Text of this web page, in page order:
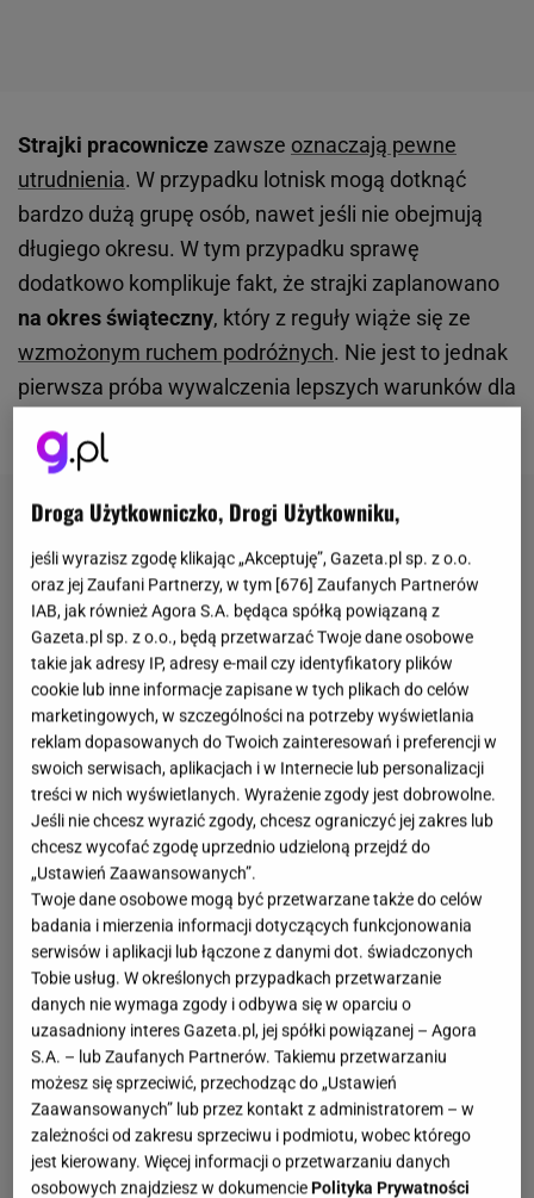
Strajki pracowniczezawsze oznaczają pewne
utrudnienia. W przypadku lotnisk mogą dotknąć
bardzo dużą grupę osób, nawet jeśli nie obejmują
długiego okresu. W tym przypadku sprawę
dodatkowo komplikuje fakt, że strajki zaplanowano
na okres świąteczny, który z reguły wiąże się ze
wzmożonym ruchem podróżnych. Nie jest to jednak
pierwsza próba wywalczenia lepszych warunków dla
Droga Użytkowniczko, Drogi Użytkowniku,
jeśli wyrazisz zgodę klikając „Akceptuję”, Gazeta.pl sp. z o.o.
oraz jej Zaufani Partnerzy, w tym [676] Zaufanych Partnerów
IAB, jak również Agora S.A. będąca spółką powiązaną z
Gazeta.pl sp. z o.o., będą przetwarzać Twoje dane osobowe
takie jak adresy IP, adresy e-mail czy identyfikatory plików
cookie lub inne informacje zapisane w tych plikach do celów
marketingowych, w szczególności na potrzeby wyświetlania
reklam dopasowanych do Twoich zainteresowań i preferencji w
swoich serwisach, aplikacjach i w Internecie lub personalizacji
treści w nich wyświetlanych. Wyrażenie zgody jest dobrowolne.
Jeśli nie chcesz wyrazić zgody, chcesz ograniczyć jej zakres lub
chcesz wycofać zgodę uprzednio udzieloną przejdź do
„Ustawień Zaawansowanych”.
Twoje dane osobowe mogą być przetwarzane także do celów
badania i mierzenia informacji dotyczących funkcjonowania
serwisów i aplikacji lub łączone z danymi dot. świadczonych
Tobie usług. W określonych przypadkach przetwarzanie
danych nie wymaga zgody i odbywa się w oparciu o
uzasadniony interes Gazeta.pl, jej spółki powiązanej – Agora
S.A. – lub Zaufanych Partnerów. Takiemu przetwarzaniu
możesz się sprzeciwić, przechodząc do „Ustawień
Zaawansowanych” lub przez kontakt z administratorem – w
zależności od zakresu sprzeciwu i podmiotu, wobec którego
jest kierowany. Więcej informacji o przetwarzaniu danych
osobowych znajdziesz w dokumenciePolityka Prywatności